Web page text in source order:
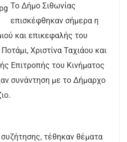
Το Δήμο Σιθωνίας
επισκέφθηκαν σήμερα η
και επικεφαλής του
Χριστίνα Ταχιάου και
Επιτροπής του Κινήματος
συνάντηση με το Δήμαρχο
τέθηκαν θέματα